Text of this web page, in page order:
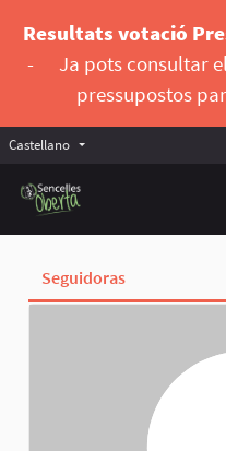
Resultats votació
-
Ja pots consultar
pressupostos
Castellano Triar la llengua
Seguidoras